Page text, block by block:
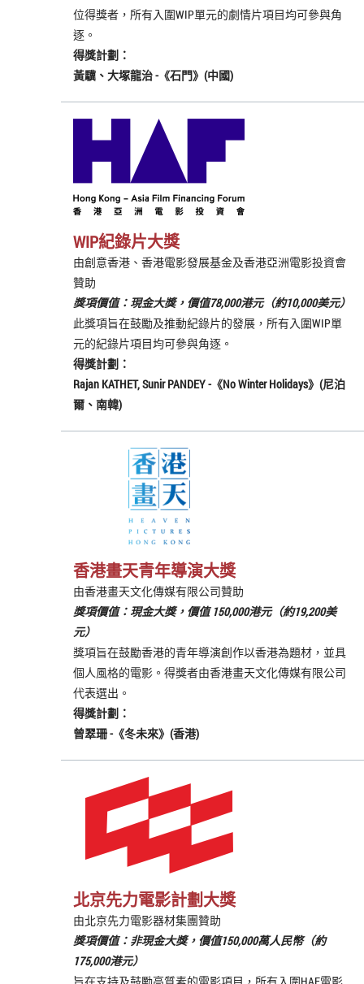
位得獎者，所有入圍WIP單元的劇情片項目均可參與角
逐。
得獎計劃：
黃驥、大塚龍治-《石門》(中國)
WIP紀錄片大獎
由創意香港、香港電影發展基金及香港亞洲電影投資會
贊助
獎項價值：現金大獎，價值78,000港元（約10,000美元）
此獎項旨在鼓勵及推動紀錄片的發展，所有入圍WIP單
元的紀錄片項目均可參與角逐。
得獎計劃：
Rajan KATHET, Sunir PANDEY-《No Winter Holidays》(尼泊
爾、南韓)
香港畫天青年導演大獎
由香港畫天文化傳媒有限公司贊助
獎項價值：現金大獎，價值 150,000港元（約19,200美
元）
獎項旨在鼓勵香港的青年導演創作以香港為題材，並具
個人風格的電影。得獎者由香港畫天文化傳媒有限公司
代表選出。
得獎計劃：
曾翠珊-《冬未來》(香港)
北京先力電影計劃大獎
由北京先力電影器材集團贊助
獎項價值：非現金大獎，價值150,000萬人民幣（約
175,000港元）